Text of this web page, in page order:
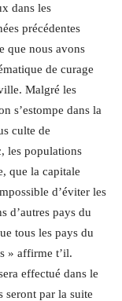
dans les
précédentes
que nous avons
de curage
Malgré les
s’estompe dans la
culte de
les populations
que la capitale
d’éviter les
d’autres pays du
tous les pays du
» affirme t’il.
effectué dans le
seront par la suite